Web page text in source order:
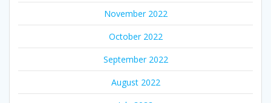
November 2022
October 2022
September 2022
August 2022